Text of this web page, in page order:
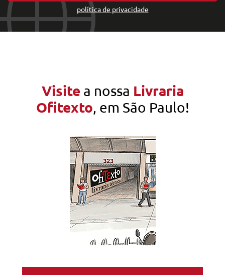
política de privacidade
Visite a nossa Livraria
Ofitexto, em São Paulo!